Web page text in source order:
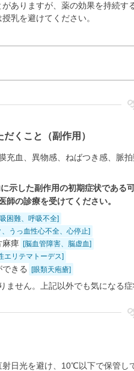
ありますが、薬の効果を持続す
乳を避けてください。
くこと（副作用）
充血、異物感、ねばつき感、脈
示した副作用の初期症状である
の診療を受けてください。
困難、呼吸不全]
、うっ血性心不全、心停止]
麻痺 [脳血管障害、脳虚血]
エリテマトーデス]
きる [眼類天疱瘡]
ません。上記以外でも気になる
日光を避け、10℃以下で保管し